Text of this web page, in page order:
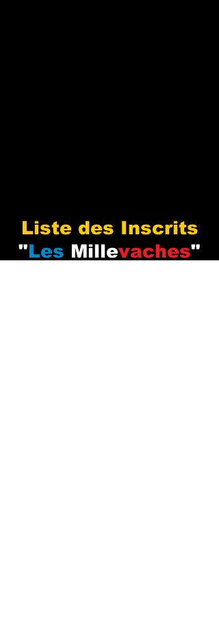
Liste des Inscrits
"Les Millevaches"